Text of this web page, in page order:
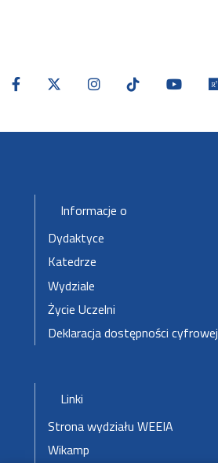
Stopka-2-Menu
Informacje o
Dydaktyce
Katedrze
Wydziale
Życie Uczelni
Deklaracja dostępności cyfrowej
Stopka-3-Menu
Linki
Strona wydziału WEEIA
Wikamp